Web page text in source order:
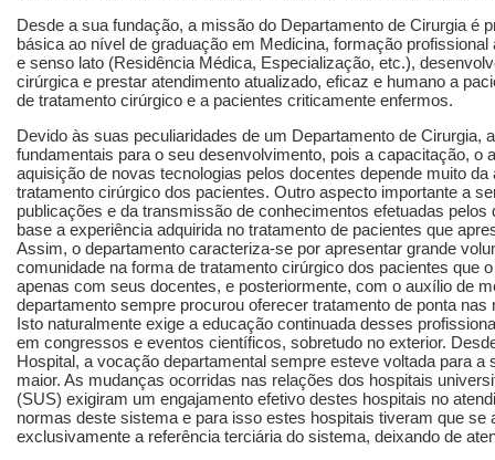
Desde a sua fundação, a missão do Departamento de Cirurgia é
básica ao nível de graduação em Medicina, formação
e senso lato (Residência Médica, Especialização, etc.),
cirúrgica e prestar atendimento atualizado, eficaz e humano a
de tratamento cirúrgico e a pacientes criticamente enfermos.
Devido às suas peculiaridades de um Departamento de Cirurgia,
fundamentais para o seu desenvolvimento, pois a capacitação, o
aquisição de novas tecnologias pelos docentes depende muito
tratamento cirúrgico dos pacientes. Outro aspecto importante a
publicações e da transmissão de conhecimentos efetuadas
base a experiência adquirida no tratamento de pacientes que
Assim, o departamento caracteriza-se por apresentar grande
comunidade na forma de tratamento cirúrgico dos pacientes que
apenas com seus docentes, e posteriormente, com o auxílio de
departamento sempre procurou oferecer tratamento de ponta
Isto naturalmente exige a educação continuada desses
em congressos e eventos científicos, sobretudo no exterior.
Hospital, a vocação departamental sempre esteve voltada para
maior. As mudanças ocorridas nas relações dos hospitais
(SUS) exigiram um engajamento efetivo destes hospitais no
normas deste sistema e para isso estes hospitais tiveram que se
exclusivamente a referência terciária do sistema, deixando de